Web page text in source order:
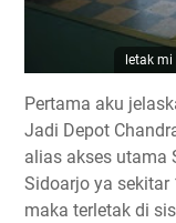
letak
Pertama aku
Jadi Depot
alias akses utama
Sidoarjo ya sekitar
maka terletak di